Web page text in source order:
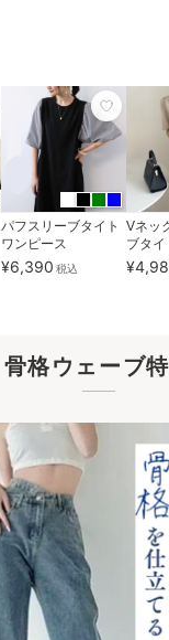
パフスリーブタイト
ワンピース
¥6,390 税込
Vネッ
ブタ
骨格ウェーブ